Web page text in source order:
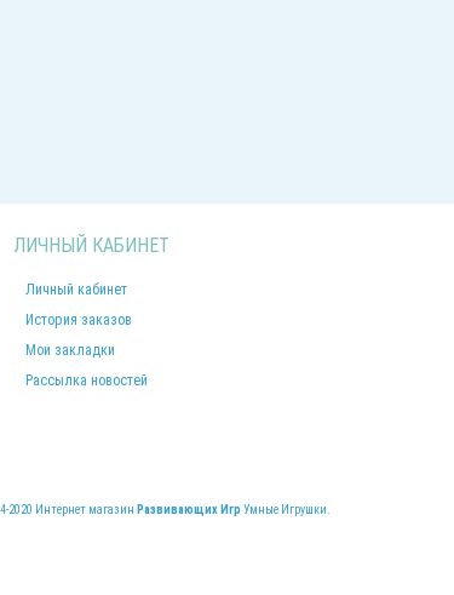
ЛИЧНЫЙ КАБИНЕТ
Личный кабинет
История заказов
Мои закладки
Рассылка новостей
2020 Интернет магазин Развивающих Игр Умные Игрушки.